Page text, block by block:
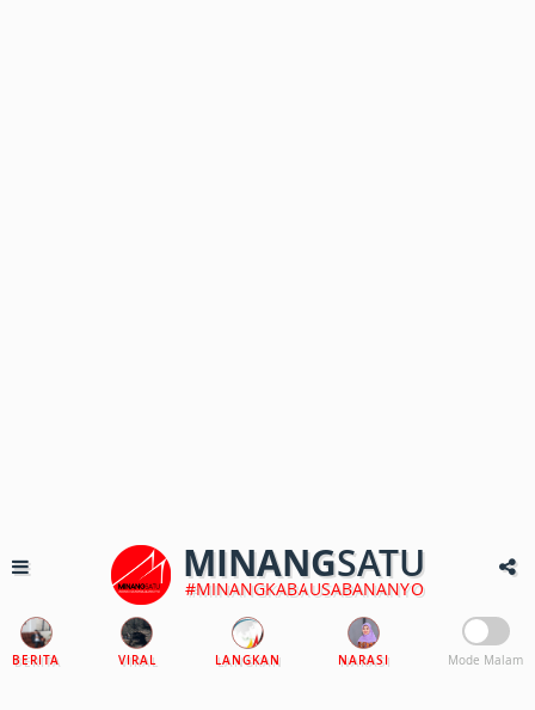
MINANGSATU
#MINANGKABAUSABANANYO
BERITA VIRAL LANGKAN NARASI Mode Malam